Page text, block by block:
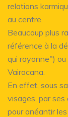
relations
au centre.
Beaucoup plus
référence à la
qui rayonne") ou
Vairocana.
En effet, sous
visages, par ses
pour anéantir